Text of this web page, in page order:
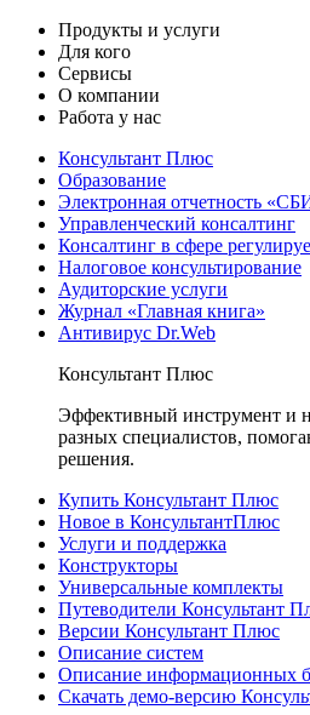
Продукты и услуги
Для кого
Сервисы
О компании
Работа у нас
Консультант Плюс
Образование
Электронная отчетность
Управленческий консалтинг
Консалтинг в сфере
Налоговое консультирование
Аудиторские услуги
Журнал «Главная книга»
Антивирус Dr.Web
Консультант Плюс
Эффективный инструмент и
разных специалистов,
решения.
Купить Консультант Плюс
Новое в КонсультантПлюс
Услуги и поддержка
Конструкторы
Универсальные комплекты
Путеводители Консультант
Версии Консультант Плюс
Описание систем
Описание информационных
Скачать демо-версию